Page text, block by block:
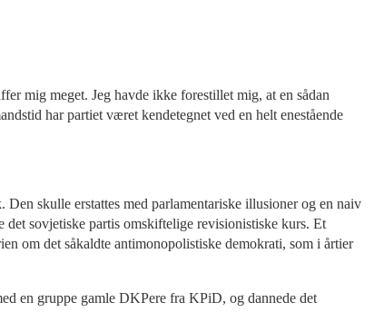
mig meget. Jeg havde ikke forestillet mig, at en sådan
har partiet været kendetegnet ved en helt enestående
skulle erstattes med parlamentariske illusioner og en naiv
det sovjetiske partis omskiftelige revisionistiske kurs. Et
om det såkaldte antimonopolistiske demokrati, som i årtier
en gruppe gamle DKPere fra KPiD, og dannede det